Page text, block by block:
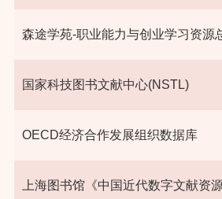
森途学苑-职业能力与创业学习资源
国家科技图书文献中心(NSTL)
OECD经济合作发展组织数据库
上海图书馆《中国近代数字文献资源